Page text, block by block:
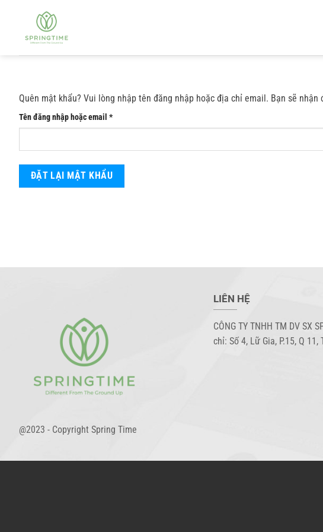
Quên mật khẩu? Vui lòng nhập tên đăng nhập hoặc địa chỉ email. Bạn sẽ
Tên đăng nhập hoặc email *Bắt
buộc
ĐẶT LẠI MẬT KHẨU
@2023 - Copyright Spring Time
LIÊN HỆ
CÔNG TY TNHH TM DV SX
chỉ: Số 4, Lữ Gia, P.15, Q 11,